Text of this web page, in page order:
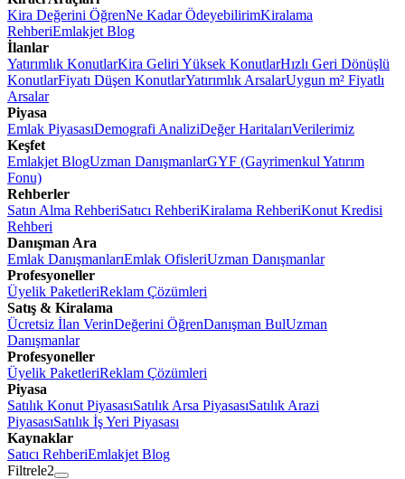
Kira Değerini ÖğrenNe Kadar ÖdeyebilirimKiralama
RehberiEmlakjet Blog
İlanlar
Yatırımlık KonutlarKira Geliri Yüksek KonutlarHızlı Geri Dönüşlü
KonutlarFiyatı Düşen KonutlarYatırımlık ArsalarUygun m² Fiyatlı
Arsalar
Piyasa
Emlak PiyasasıDemografi AnaliziDeğer HaritalarıVerilerimiz
Keşfet
Emlakjet BlogUzman DanışmanlarGYF (Gayrimenkul Yatırım
Fonu)
Rehberler
Satın Alma RehberiSatıcı RehberiKiralama RehberiKonut Kredisi
Rehberi
Danışman Ara
Emlak DanışmanlarıEmlak OfisleriUzman Danışmanlar
Profesyoneller
Üyelik PaketleriReklam Çözümleri
Satış & Kiralama
Ücretsiz İlan VerinDeğerini ÖğrenDanışman BulUzman
Danışmanlar
Profesyoneller
Üyelik PaketleriReklam Çözümleri
Piyasa
Satılık Konut PiyasasıSatılık Arsa PiyasasıSatılık Arazi
PiyasasıSatılık İş Yeri Piyasası
Kaynaklar
Satıcı RehberiEmlakjet Blog
Filtrele2